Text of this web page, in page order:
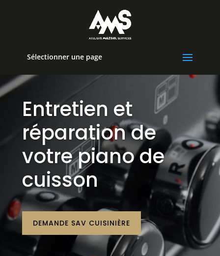
Sélectionner une page
Entretien et
réparation de
votre piano de
cuisson
DEMANDE SAV CUISINIÈRE